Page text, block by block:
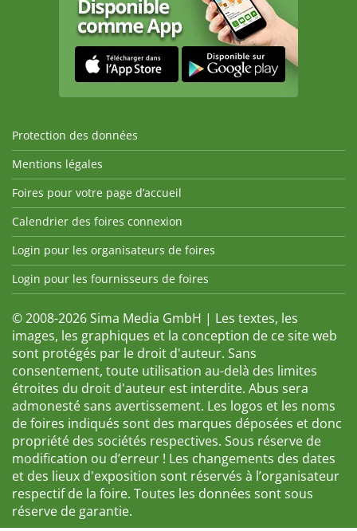
Protection des données
Mentions légales
Foires pour votre page d’accueil
Calendrier des foires connexion
Login pour les organisateurs de foires
Login pour les fournisseurs de foires
© 2008-2026 Sima Media GmbH | Les textes, les
images, les graphiques et la conception de ce site web
sont protégés par le droit d'auteur. Sans
consentement, toute utilisation au-delà des limites
étroites du droit d'auteur est interdite. Abus sera
admonesté sans avertissement. Les logos et les noms
de foires indiqués sont des marques déposées et donc
propriété des sociétés respectives. Sous réserve de
modification ou d’erreur ! Les changements des dates
et des lieux d'exposition sont réservés à l’organisateur
respectif de la foire. Toutes les données sont sous
réserve de garantie.